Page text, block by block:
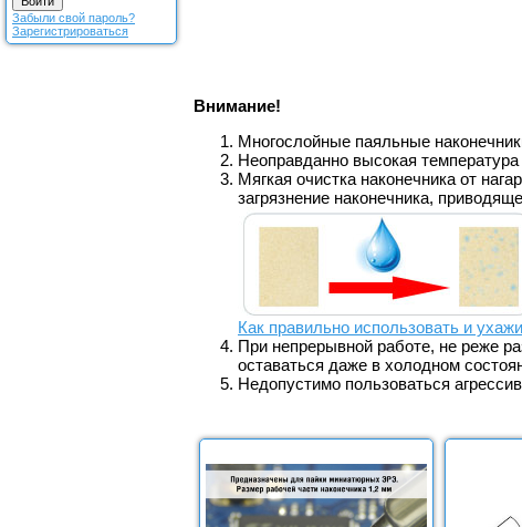
Забыли свой пароль?
Зарегистрироваться
Внимание!
Многослойные паяльные
Неоправданно высокая
Мягкая очистка наконечника от
загрязнение наконечника,
Как правильно использовать и
При непрерывной работе, не реже
оставаться даже в холодном
Недопустимо пользоваться